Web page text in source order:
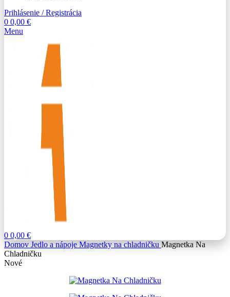
Prihlásenie / Registrácia
0 0,00 €
Menu
0 0,00 €
Domov Jedlo a nápoje Magnetky na chladničku Magnetka Na
Chladničku
Nové